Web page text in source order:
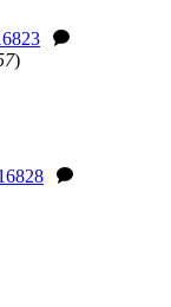
)